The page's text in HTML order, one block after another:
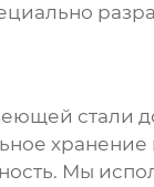
стали
хранение
Мы